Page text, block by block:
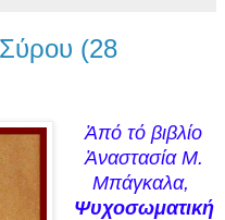
Σύρου (28
Ἀπό τό βιβλίο
Ἀναστασία Μ.
Μπάγκαλα,
Ψυχοσωματική